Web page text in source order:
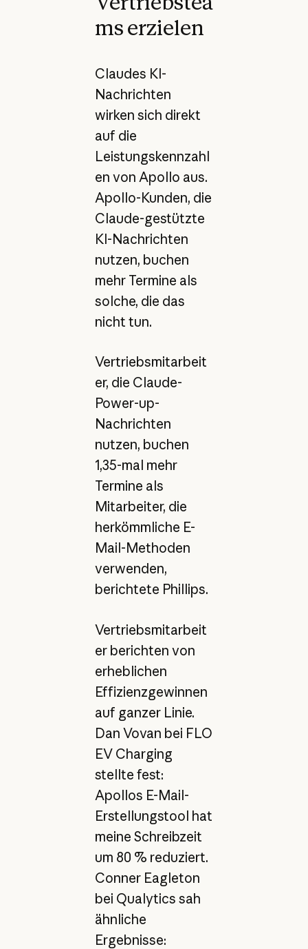
ms erzielen
Claudes KI-
Nachrichten
wirken sich direkt
auf die
Leistungskennzahl
en von Apollo aus.
Apollo-Kunden, die
Claude-gestützte
KI-Nachrichten
nutzen, buchen
mehr Termine als
solche, die das
nicht tun.
Vertriebsmitarbeit
er, die Claude-
Power-up-
Nachrichten
nutzen, buchen
1,35-mal mehr
Termine als
Mitarbeiter, die
herkömmliche E-
Mail-Methoden
verwenden,
berichtete Phillips.
Vertriebsmitarbeit
er berichten von
erheblichen
Effizienzgewinnen
auf ganzer Linie.
Dan Vovan bei FLO
EV Charging
stellte fest:
Apollos E-Mail-
Erstellungstool hat
meine Schreibzeit
um 80 % reduziert.
Conner Eagleton
bei Qualytics sah
ähnliche
Ergebnisse: